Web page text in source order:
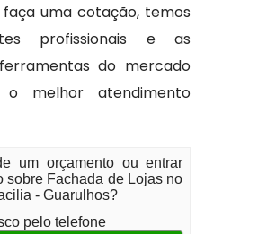
uma cotação, temos
profissionais e as
do mercado
melhor atendimento
um orçamento ou entrar
sobre Fachada de Lojas no
- Guarulhos?
pelo telefone